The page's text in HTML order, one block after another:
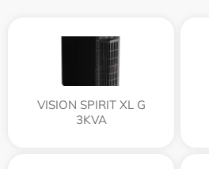
VISION SPIRIT XL G
3KVA